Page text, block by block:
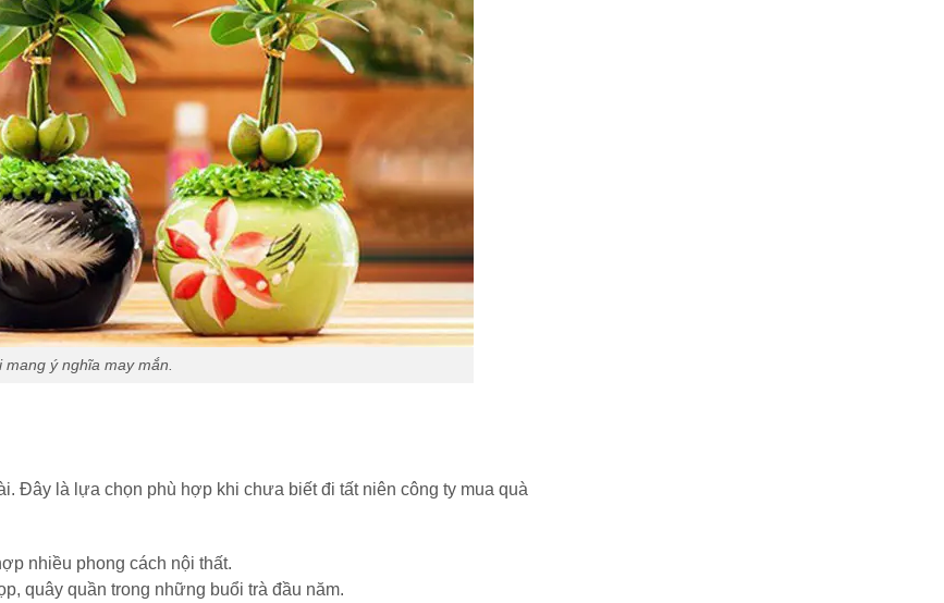
mang ý nghĩa may mắn.
Đây là lựa chọn phù hợp khi chưa biết đi tất niên công ty mua quà
nhiều phong cách nội thất.
quây quần trong những buổi trà đầu năm.